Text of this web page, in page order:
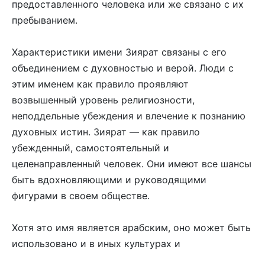
предоставленного человека или же связано с их
пребыванием.
Характеристики имени Зиярат связаны с его
объединением с духовностью и верой. Люди с
этим именем как правило проявляют
возвышенный уровень религиозности,
неподдельные убеждения и влечение к познанию
духовных истин. Зиярат — как правило
убежденный, самостоятельный и
целенаправленный человек. Они имеют все шансы
быть вдохновляющими и руководящими
фигурами в своем обществе.
Хотя это имя является арабским, оно может быть
использовано и в иных культурах и